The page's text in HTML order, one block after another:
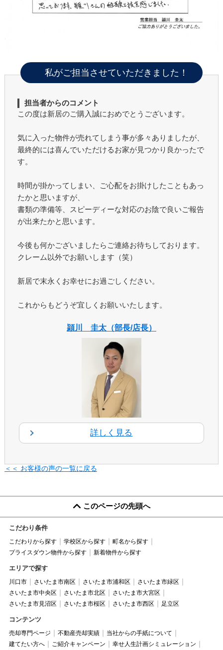
私がご担当させていただきました！
担当者からのコメント
この度は新居のご購入誠におめでとうございます。
気に入った物件が売れてしまう事が多々ありましたが、
最終的には喜んでいただけるお家が見つかり良かったで
す。
時間が掛かってしまい、ご心配をお掛けしたこともあっ
たかと思いますが、
書類の準備等、スピーディーな対応のお陰で良いご報告
が出来たかと思います。
今後も何かございましたらご連絡お待ちしております。
クレーム以外でお願いします（笑）
新居で末永くお幸せにお過ごしください。
これからもどうぞ宜しくお願いいたします。
頴川 圭太（部長/店長）
詳しく見る
＜＜ お客様の声の一覧に戻る
このページの先頭へ
こだわり条件
こだわりから探す 学校区から探す
町名から探す
プライスダウン物件から探す
新着物件から探す
エリアで探す
川口市 さいたま市南区 さいたま市浦和区
さいたま市緑区
さいたま市中央区
さいたま市北区
さいたま市大宮区
さいたま市見沼区
さいたま市桜区 さいたま市西区 足立区
コンテンツ
売却専門ページ 不動産売却実績
当社からの手紙について
建てたい方へ
ご紹介キャンペーン
幸せ人生計画シミュレーション